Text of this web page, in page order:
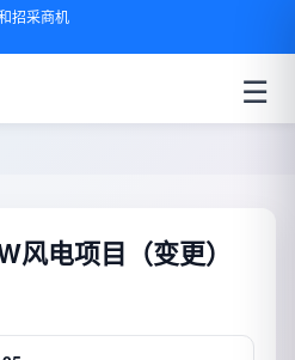
招采商机
☰
风电项目（变更）